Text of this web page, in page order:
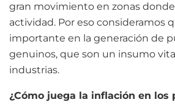
gran movimiento en zonas
actividad. Por eso consideramos
importante en la generación de
genuinos, que son un insumo
industrias.
¿Cómo juega la inflación en los